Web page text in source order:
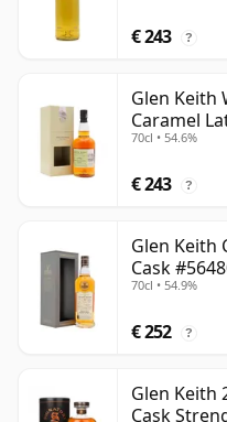
€ 243 ?
Glen Keith
Caramel
oud
70cl • 54.6%
€ 243 ?
Glen Keith
Cask
70cl • 54.9%
€ 252 ?
Glen Keith
Cask